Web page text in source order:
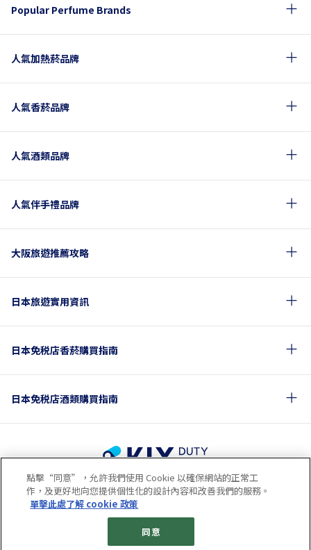
Popular Perfume Brands
人氣加熱菸品牌
人氣香菸品牌
人氣酒類品牌
人氣伴手禮品牌
大阪旅遊推薦攻略
日本旅遊實用資訊
日本免税店香菸購買指南
日本免税店酒類購買指南
© 2023 Kansai Airports Retail & Services All rights reserved.
使用條款 隱私政策
Cookie政策
關於社交媒體使用規章
點擊“同意”，允許我們使用 Cookie 以確保網站的正常工
作，及更好地向您提供個性化的設計內容和改善我們的服務。
單擊此處了解 cookie 政策
同意